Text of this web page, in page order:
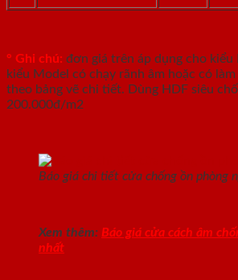
° Ghi chú: đơn giá trên áp dụng cho kiểu
kiểu Model có chạy rãnh âm hoặc có
theo bảng vẽ chi tiết. Dùng HDF siêu
200.000đ/m2
Báo giá chi tiết cửa chống ồn phòng
Xem thêm: Báo giá cửa cách âm
nhất